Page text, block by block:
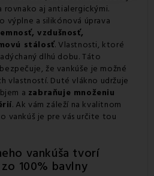
rovnako aj antialergickými.
a silikónová úprava
vzdušnosť,
stálosť. Vlastnosti, ktoré
dlhú dobu. Táto
že vankúše je možné
vlastností. Duté vlákno udržuje
a zabraňuje množeniu
. Ak vám záleží na kvalitnom
vankúš je pre vás určite tou
vankúša tvorí
100% bavlny